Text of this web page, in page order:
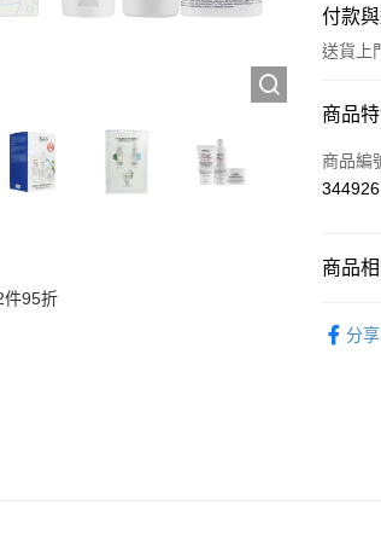
件95折
付款
送貨上
付款
信用卡
商品
商品編
344926
商品
分享